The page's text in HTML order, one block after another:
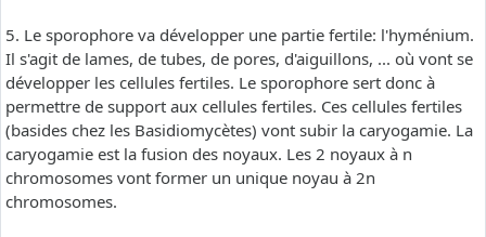
5. Le sporophore va développer une partie fertile: l'hyménium.
Il s'agit de lames, de tubes, de pores, d'aiguillons, ... où vont se
développer les cellules fertiles. Le sporophore sert donc à
permettre de support aux cellules fertiles. Ces cellules fertiles
(basides chez les Basidiomycètes) vont subir la caryogamie. La
caryogamie est la fusion des noyaux. Les 2 noyaux à n
chromosomes vont former un unique noyau à 2n
chromosomes.